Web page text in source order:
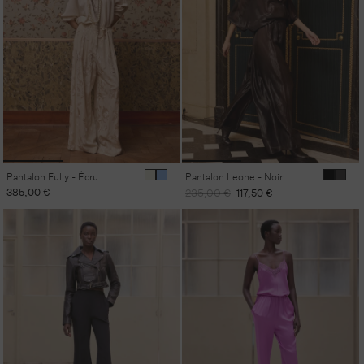
Pantalon Fully - Écru
Prix
habituel
385,00 €
Pantalon Leone - Noir
Prix
habituel
235,00 € Prix
promotionnel
117,50 €